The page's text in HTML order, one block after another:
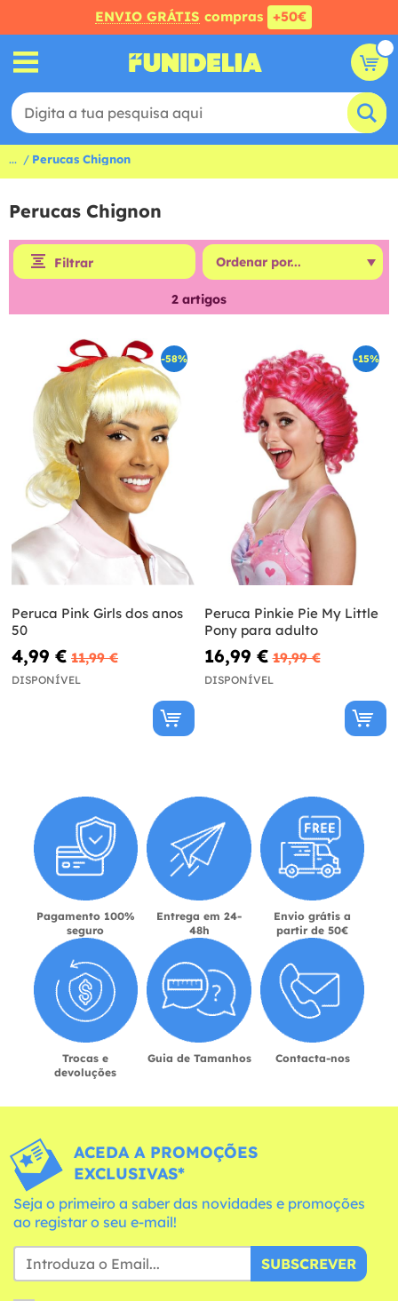
ENVIO GRÁTIS compras +50€
... Perucas Chignon
Perucas Chignon
Filtrar
2 artigos
-58%
Peruca Pink Girls dos anos
50
4,99 € 11,99 €
DISPONÍVEL
-15%
Peruca Pinkie Pie My Little
Pony para adulto
16,99 € 19,99 €
DISPONÍVEL
Pagamento 100%
seguro
Entrega em 24-
48h
Envio grátis a
partir de 50€
Trocas e
devoluções
Guia de Tamanhos Contacta-nos
ACEDA A PROMOÇÕES
EXCLUSIVAS*
Seja o primeiro a saber das novidades e promoções
ao registar o seu e-mail!
SUBSCREVER